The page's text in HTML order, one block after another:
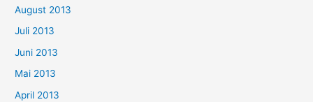
August 2013
Juli 2013
Juni 2013
Mai 2013
April 2013